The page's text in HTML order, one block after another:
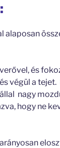
alaposan
és
végül a
nagy
hogy ne